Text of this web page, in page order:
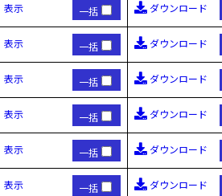
表示 一括 ダウンロード
表示 一括 ダウンロード
表示 一括 ダウンロード
表示 一括 ダウンロード
表示 一括 ダウンロード
表示 一括 ダウンロード